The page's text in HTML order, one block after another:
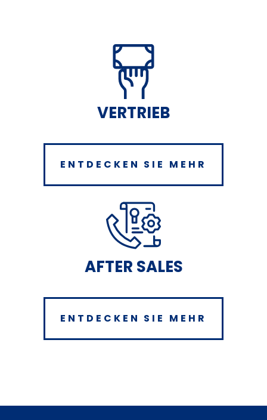
VERTRIEB
ENTDECKEN SIE MEHR
AFTER SALES
ENTDECKEN SIE MEHR